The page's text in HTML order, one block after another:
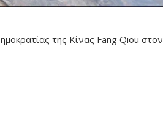
της Κίνας Fang Qiou στον